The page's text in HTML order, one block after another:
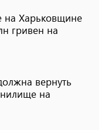
на Харьковщине
​​гривен на
вернуть
на